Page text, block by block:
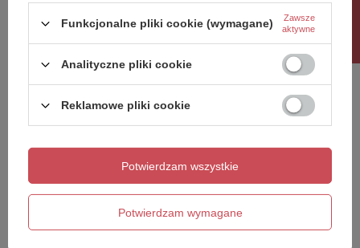
Funkcjonalne pliki cookie (wymagane)
Zawsze
aktywne
Analityczne pliki cookie
Reklamowe pliki cookie
Potwierdzam wymagane
Potwierdzam wszystkie